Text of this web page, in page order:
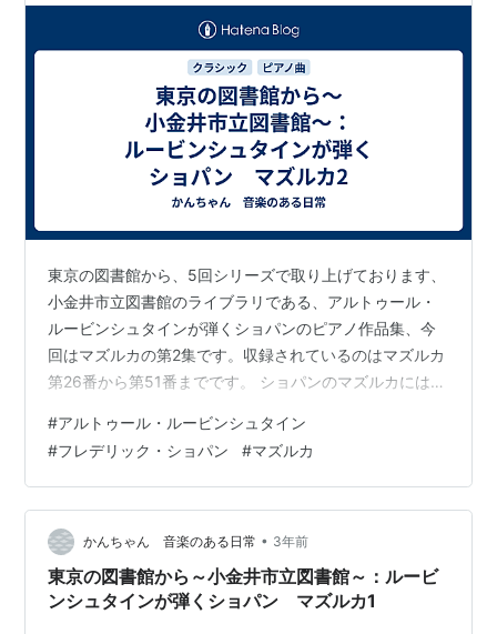
東京の図書館から、5回シリーズで取り上げております、
小金井市立図書館のライブラリである、アルトゥール・
ルービンシュタインが弾くショパンのピアノ作品集、今
回はマズルカの第2集です。収録されているのはマズルカ
第26番から第51番までです。 ショパンのマズルカには、
ルバムでは番号がついているものが採用されています。
一方で編集としてはノクターンとは異なり、遺作が含ま
れているという点です。具体的には第42番から第51番は
遺作です。とはいえ、どこか小節が抜けているというよ
うなモーツァルトにあるようなものではなく、細部が詰
められていないというものです。 ja…
#アルトゥール・ルービンシュタイン
#フレデリック・ショパン #マズルカ
かんちゃん 音楽のある日常 • 3年前
東京の図書館から～小金井市立図書館～：ルービ
ンシュタインが弾くショパン マズルカ1